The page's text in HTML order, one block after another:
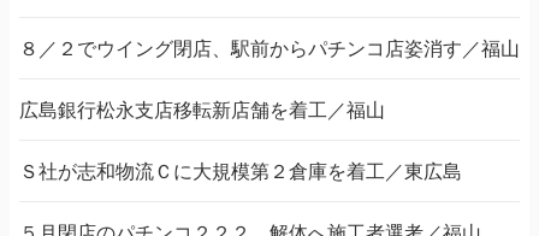
８／２でウイング閉店、駅前からパチンコ店姿消す／福山
広島銀行松永支店移転新店舗を着工／福山
Ｓ社が志和物流Ｃに大規模第２倉庫を着工／東広島